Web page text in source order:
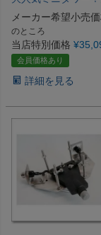
メーカー希望小売
のところ
当店特別価格 ¥
会員価格あり
詳細を見る